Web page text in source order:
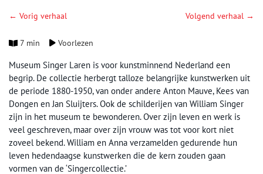
← Vorig verhaal Volgend verhaal →
7 min Voorlezen
Museum Singer Laren is voor kunstminnend Nederland een
begrip. De collectie herbergt talloze belangrijke kunstwerken uit
de periode 1880-1950, van onder andere Anton Mauve, Kees van
Dongen en Jan Sluijters. Ook de schilderijen van William Singer
zijn in het museum te bewonderen. Over zijn leven en werk is
veel geschreven, maar over zijn vrouw was tot voor kort niet
zoveel bekend. William en Anna verzamelden gedurende hun
leven hedendaagse kunstwerken die de kern zouden gaan
vormen van de ‘Singercollectie.’